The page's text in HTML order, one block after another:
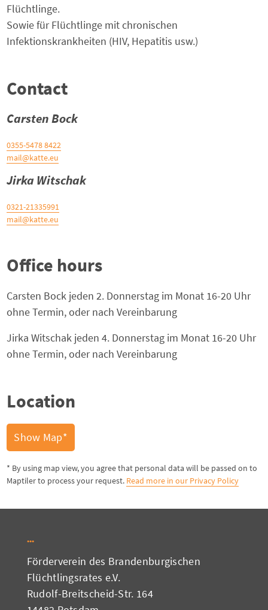
Flüchtlinge.
Sowie für Flüchtlinge mit chronischen
Infektionskrankheiten (HIV, Hepatitis usw.)
Contact
Carsten Bock
0355-5478 8422
mail@katte.eu
Jirka Witschak
0321-21335991
mail@katte.eu
Office hours
Carsten Bock jeden 2. Donnerstag im Monat 16-20 Uhr
ohne Termin, oder nach Vereinbarung
Jirka Witschak jeden 4. Donnerstag im Monat 16-20 Uhr
ohne Termin, oder nach Vereinbarung
Location
Show Map*
* By using map view, you agree that personal data will be passed on to
Maptiler to process your request. Read more in our Privacy Policy
Förderverein des Brandenburgischen
Flüchtlingsrates e.V.
Rudolf-Breitscheid-Str. 164